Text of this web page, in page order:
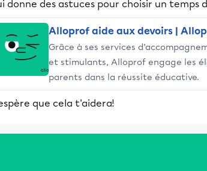
donne des astuces pour choisir un temps
Alloprof aide aux devoirs |
Grâce à ses services
et stimulants, Alloprof engage les
parents dans la réussite éducative.
que cela t'aidera!